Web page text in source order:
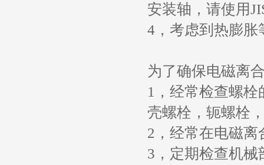
安装轴，请使用
4，考虑到热膨
为了确保电磁离
1，经常检查螺
壳螺栓，轭螺栓
2，经常在电磁
3，定期检查机